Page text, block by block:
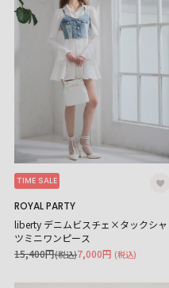
TIME SALE
ROYAL PARTY
liberty デニムビスチェ×タックシャ
ツミニワンピース
7,000円 (税込)
15,400円(税込)